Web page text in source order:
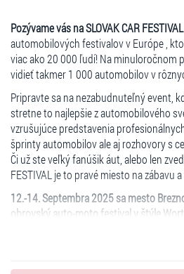
Pozývame vás na SLOVAK CAR FESTIVAL
automobilových festivalov v Európe ,
viac ako 20 000 ľudí! Na minuloročnom
vidieť takmer 1 000 automobilov v
Pripravte sa na nezabudnuteľný event,
stretne to najlepšie z automobilového
vzrušujúce predstavenia
šprinty automobilov ale aj rozhovory s
Či už ste veľký fanúšik áut, alebo len
FESTIVAL je to pravé miesto na zábavu
12.-14. Septembra 2025 sa mesto
obrovský auto-moto festival v štýle
prinesie úplne nový rozmer zábavy,
o statickú výstavu vozidiel, ale